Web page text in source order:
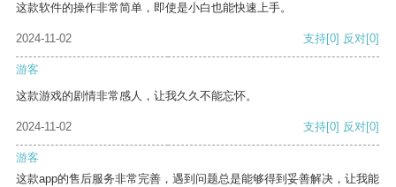
这款软件的操作非常简单，即使是小白也能快速上手。
2024-11-02 支持[0] 反对[0]
游客
这款游戏的剧情非常感人，让我久久不能忘怀。
2024-11-02 支持[0] 反对[0]
游客
这款app的售后服务非常完善，遇到问题总是能够得到妥善解决，让我能